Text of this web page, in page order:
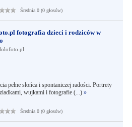
Średnia 0 (0 głosów)
fotografia dzieci i rodziców w
pełne słońca i spontaniczej radości. Portrety
wujkami i fotografie (...) »
Średnia 0 (0 głosów)